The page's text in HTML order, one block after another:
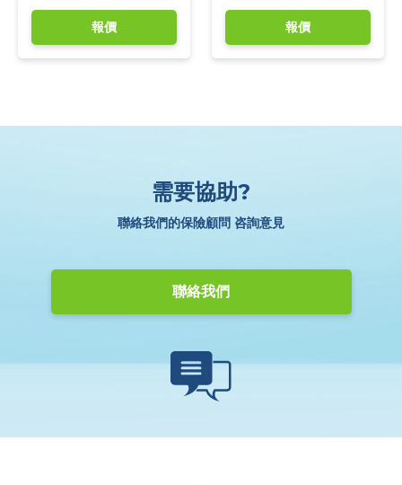
報價 報價
需要協助?
聯絡我們的保險顧問 咨詢意見
聯絡我們